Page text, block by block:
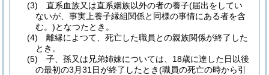
(3)
直系血族又は直系姻族以外の者の養子(届出をしてい
ないが、事実上養子縁組関係と同様の事情にある者を含
む。)となつたとき。
(4)
離縁によつて、死亡した職員との親族関係が終了した
とき。
(5)
子、孫又は兄弟姉妹については、18歳に達した日以後
の最初の3月31日が終了したとき(職員の死亡の時から引